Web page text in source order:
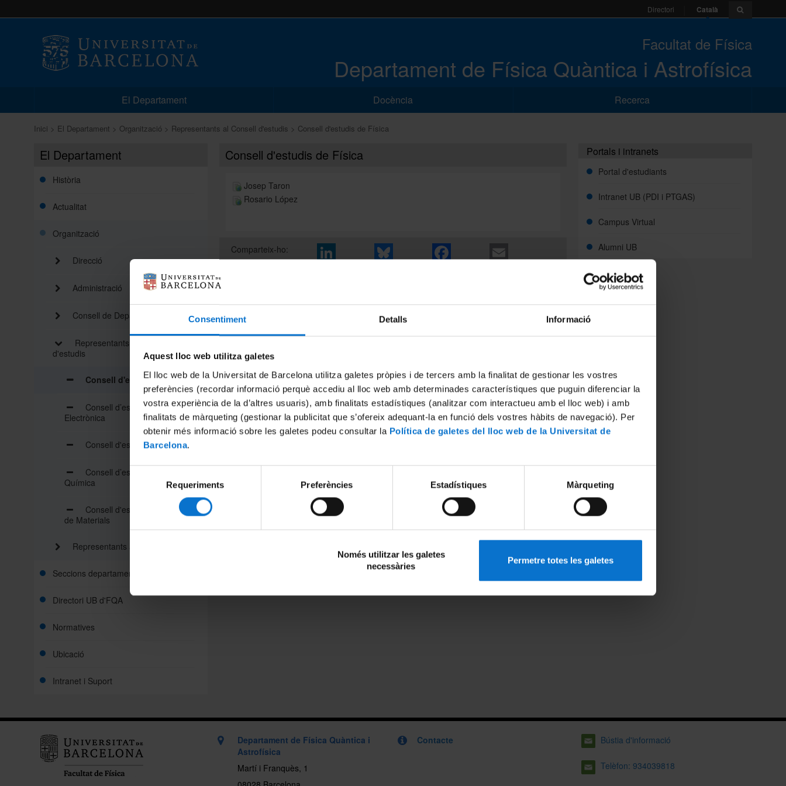
Consentiment Detalls Informació
Aquest lloc web utilitza galetes
El lloc web de la Universitat de Barcelona utilitza galetes pròpies i de tercers amb la finalitat de gestionar les vostres
preferències (recordar informació perquè accediu al lloc web amb determinades característiques que puguin diferenciar la
vostra experiència de la d’altres usuaris), amb finalitats estadístiques (analitzar com interactueu amb el lloc web) i amb
finalitats de màrqueting (gestionar la publicitat que s’ofereix adequant-la en funció dels vostres hàbits de navegació). Per
obtenir més informació sobre les galetes podeu consultar la Política de galetes del lloc web de la Universitat de
Barcelona.
Selecció
consentiment
Requeriments Preferències Estadístiques Màrqueting
Només utilitzar les galetes
necessàries
Permetre totes les galetes
Directori Català
Facultat de Física
Departament de Física Quàntica i Astrofísica
El Departament Docència Recerca
Inici El Departament Organització Representants al Consell d'estudis Consell d'estudis de Física
El Departament
Història
Actualitat
Organització
Direcció
Administració
Consell de Departament
Representants al Consell
d'estudis
Consell d'estudis de Física
Consell d’estudis d’Enginyeria
Electrònica
Consell d'estudis de Química
Consell d’estudis d’Enginyeria
Química
Consell d'estudis d'Enginyeria
de Materials
Representants a les Comissions
Seccions departamentals
Directori UB d'FQA
Normatives
Ubicació
Intranet i Suport
Consell d'estudis de Física
Josep Taron
Rosario López
Comparteix-ho:
Portals i intranets
Portal d'estudiants
Intranet UB (PDI i PTGAS)
Campus Virtual
Alumni UB
Departament de Física Quàntica i
Astrofísica
Martí i Franquès, 1
Contacte Bústia d'informació
Telèfon: 934039818